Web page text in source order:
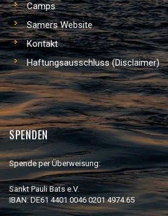
Camps
Samers Website
Kontakt
Haftungsausschluss (Disclaimer)
SPENDEN
Spende per Überweisung:
Sankt Pauli Bats e.V.
IBAN: DE61 4401 0046 0201 4974 65